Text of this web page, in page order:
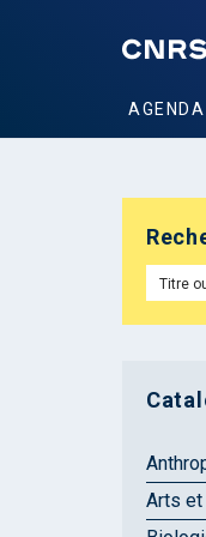
AGENDA
Arts